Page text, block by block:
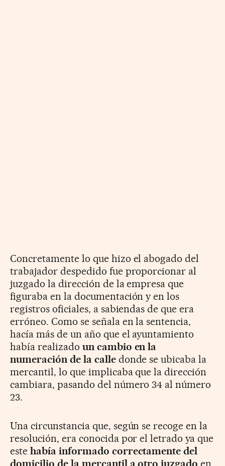
Concretamente lo que hizo el abogado del
trabajador despedido fue proporcionar al
juzgado la dirección de la empresa que
figuraba en la documentación y en los
registros oficiales, a sabiendas de que era
erróneo. Como se señala en la sentencia,
hacía más de un año que el ayuntamiento
había realizado un cambio en la
numeración de la calledonde se ubicaba la
mercantil, lo que implicaba que la dirección
cambiara, pasando del número 34 al número
23.
Una circunstancia que, según se recoge en la
resolución, era conocida por el letrado ya que
este había informado correctamente del
domicilio de la mercantil a otro juzgado en